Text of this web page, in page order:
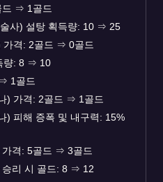
⇒ 1골드
사) 설탕 획득량: 10 ⇒ 25
격: 2골드 ⇒ 0골드
량: 8 ⇒ 10
⇒ 1골드
) 가격: 2골드 ⇒ 1골드
) 피해 증폭 및 내구력: 15%
격: 5골드 ⇒ 3골드
리 시 골드: 8 ⇒ 12